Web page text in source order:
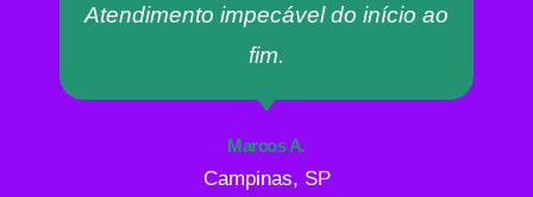
Atendimento impecável do início ao
fim.
Marcos A.
Campinas, SP